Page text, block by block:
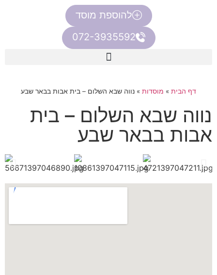
להוספת מוסד
072-3935592
דף הבית » מוסדות » נווה שבא השלום – בית אבות בבאר שבע
נווה שבא השלום – בית
אבות בבאר שבע